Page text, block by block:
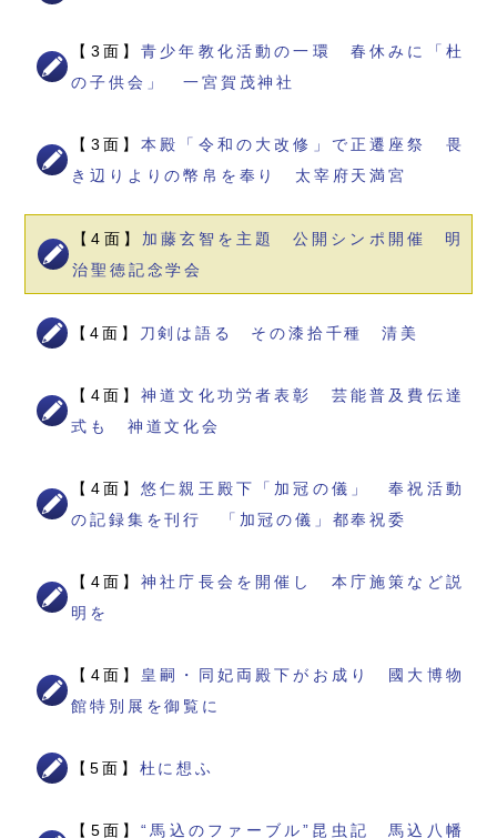
【3面】青少年教化活動の一環 春休みに「杜
の子供会」 一宮賀茂神社
【3面】本殿「令和の大改修」で正遷座祭 畏
き辺りよりの幣帛を奉り 太宰府天満宮
【4面】 加藤玄智を主題 公開シンポ開催 明
治聖徳記念学会
【4面】 刀剣は語る その漆拾千種 清美
【4面】神道文化功労者表彰 芸能普及費伝達
式も 神道文化会
【4面】悠仁親王殿下「加冠の儀」 奉祝活動
の記録集を刊行 「加冠の儀」都奉祝委
【4面】神社庁長会を開催し 本庁施策など説
明を
【4面】 皇嗣・同妃両殿下がお成り 國大博物
館特別展を御覧に
【5面】 杜に想ふ
【5面】“馬込のファーブル”昆虫記 馬込八幡